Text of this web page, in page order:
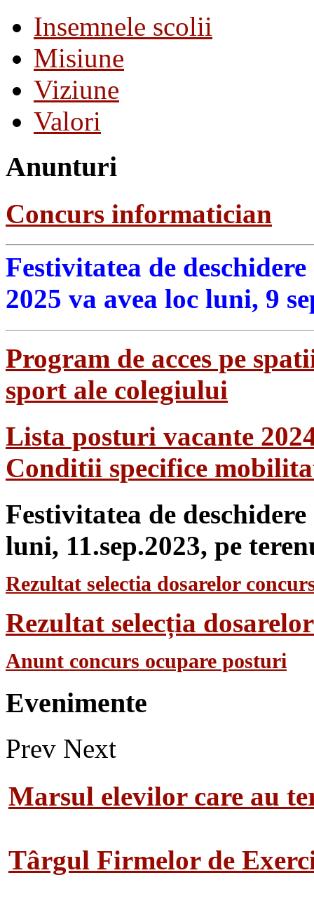
Insemnele scolii
Misiune
Viziune
Valori
Anunturi
Concurs informatician
Festivitatea de
2025 va avea loc luni, 9
Program de acces pe
sport ale colegiului
Lista posturi vacante
Conditii specifice
Festivitatea de
luni, 11.sep.2023, pe
Rezultat selectia dosarelor
Rezultat selecția
Anunt concurs ocupare posturi
Evenimente
Prev Next
Marsul elevilor care au
Târgul Firmelor de